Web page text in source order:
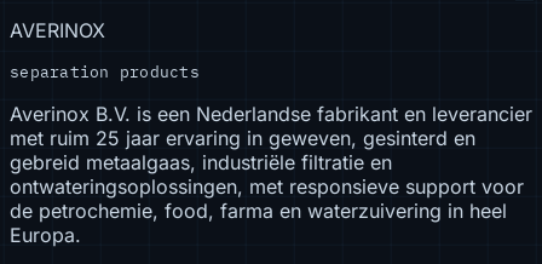
AVERINOX
separation products
Averinox B.V. is een Nederlandse fabrikant en leverancier
met ruim 25 jaar ervaring in geweven, gesinterd en
gebreid metaalgaas, industriële filtratie en
ontwateringsoplossingen, met responsieve support voor
de petrochemie, food, farma en waterzuivering in heel
Europa.